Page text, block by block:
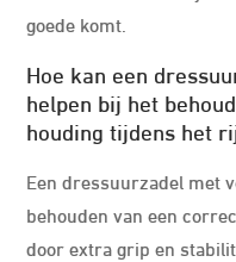
goede komt.
Hoe kan een
helpen bij het
houding tijdens het
Een dressuurzadel met
behouden van een
door extra grip en